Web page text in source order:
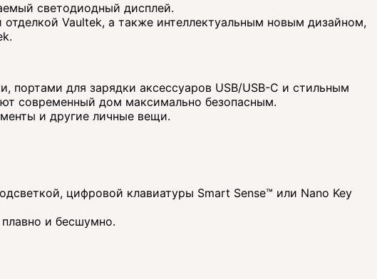
светодиодный дисплей.
Vaultek, а также интеллектуальным новым дизайном,
портами для зарядки аксессуаров USB/USB-C и стильным
современный дом максимально безопасным.
и другие личные вещи.
цифровой клавиатуры Smart Sense™ или Nano Key
плавно и бесшумно.